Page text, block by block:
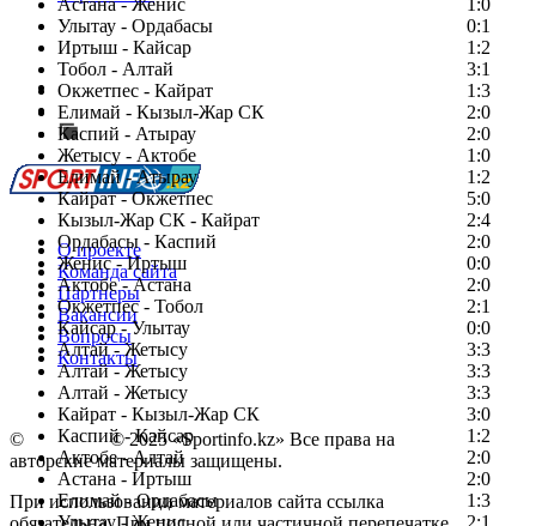
Астана - Женис
1:0
Улытау - Ордабасы
0:1
Иртыш - Кайсар
1:2
Тобол - Алтай
3:1
Окжетпес - Кайрат
1:3
Елимай - Кызыл-Жар СК
2:0
Каспий - Атырау
2:0
Жетысу - Актобе
1:0
Елимай - Атырау
1:2
Кайрат - Окжетпес
5:0
Кызыл-Жар СК - Кайрат
2:4
Ордабасы - Каспий
2:0
Женис - Иртыш
0:0
Актобе - Астана
2:0
Окжетпес - Тобол
2:1
Кайсар - Улытау
0:0
Алтай - Жетысу
3:3
Алтай - Жетысу
3:3
Алтай - Жетысу
3:3
Кайрат - Кызыл-Жар СК
3:0
Каспий - Кайсар
1:2
Актобе - Алтай
2:0
Астана - Иртыш
2:0
Елимай - Ордабасы
1:3
Есть идея?
Сообщить о мероприятии
Перейти на старый сайт
О проекте
Команда сайта
Партнеры
Вакансии
Вопросы
Контакты
© Copyright© 2025 «Sportinfo.kz» Все права на
авторские материалы защищены.
При использовании материалов сайта ссылка